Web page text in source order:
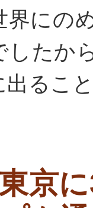
界にの
したか
出るこ
東京